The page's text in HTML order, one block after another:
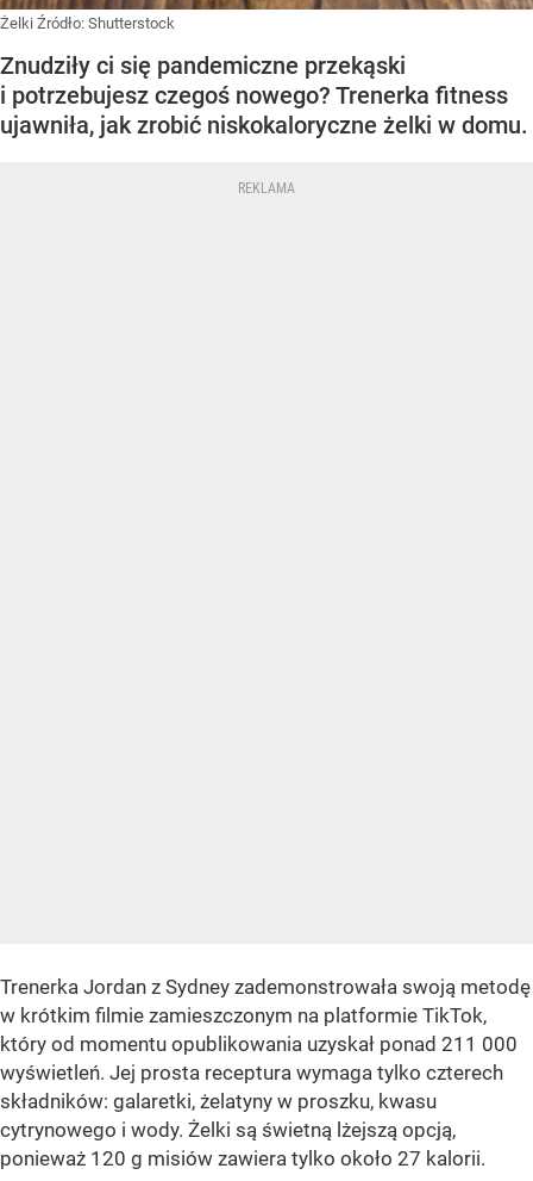
Żelki Źródło: Shutterstock
Znudziły ci się pandemiczne przekąski
i potrzebujesz czegoś nowego? Trenerka fitness
ujawniła, jak zrobić niskokaloryczne żelki w domu.
Trenerka Jordan z Sydney zademonstrowała swoją metodę
w krótkim filmie zamieszczonym na platformie TikTok,
który od momentu opublikowania uzyskał ponad 211 000
wyświetleń. Jej prosta receptura wymaga tylko czterech
składników: galaretki, żelatyny w proszku, kwasu
cytrynowego i wody. Żelki są świetną lżejszą opcją,
ponieważ 120 g misiów zawiera tylko około 27 kalorii.